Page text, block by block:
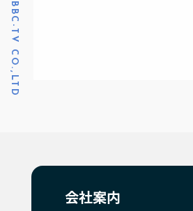
BBC-TV CO.,LTD
会社案内